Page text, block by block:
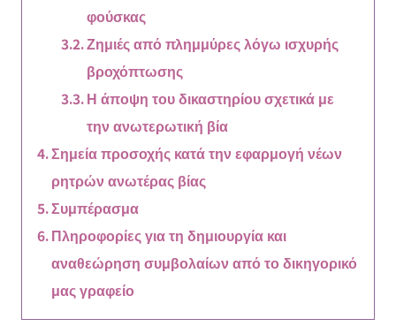
φούσκας
Ζημιές από πλημμύρες λόγω ισχυρής
βροχόπτωσης
Η άποψη του δικαστηρίου σχετικά με
την ανωτερωτική βία
Σημεία προσοχής κατά την εφαρμογή νέων
ρητρών ανωτέρας βίας
Συμπέρασμα
Πληροφορίες για τη δημιουργία και
αναθεώρηση συμβολαίων από το δικηγορικό
μας γραφείο